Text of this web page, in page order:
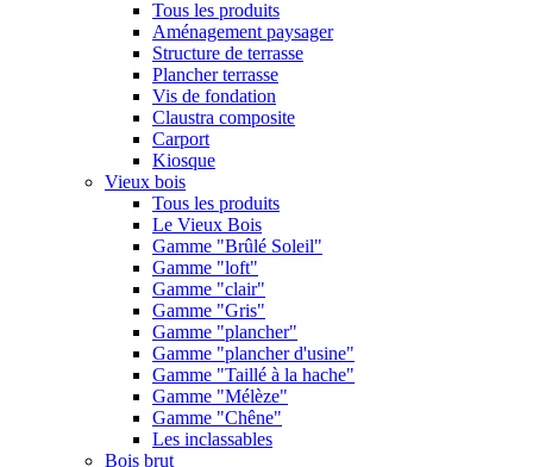
Tous les produits
Aménagement paysager
Structure de terrasse
Plancher terrasse
Vis de fondation
Claustra composite
Carport
Kiosque
Vieux bois
Tous les produits
Le Vieux Bois
Gamme "Brûlé Soleil"
Gamme "loft"
Gamme "clair"
Gamme "Gris"
Gamme "plancher"
Gamme "plancher d'usine"
Gamme "Taillé à la hache"
Gamme "Mélèze"
Gamme "Chêne"
Les inclassables
Bois brut